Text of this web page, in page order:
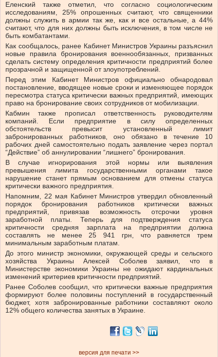
Еленский также отметил, что согласно социологическим
исследованиям, 25% опрошенных считают, что священники
должны служить в армии так же, как и все остальные, а 44%
считают, что для них должны быть исключения, в том числе не
быть комбатантами.
Как сообщалось, ранее Кабинет Министров Украины разъяснил
новые правила бронирования военнообязанных, призванных
сделать систему определения критичности предприятий более
прозрачной и защищенной от злоупотреблений.
Перед этим Кабинет Министров официально обнародовал
постановление, вводящее новые сроки и изменяющее порядок
пересмотра статуса критически важных предприятий, имеющих
право на бронирование своих сотрудников от мобилизации.
Кабмин также прописал ответственность руководителям
компаний. Если предприятие в силу определенных
обстоятельств превысит установленный лимит
забронированных работников, оно обязано в течение 10
рабочих дней самостоятельно подать заявление через портал
“Действие” об аннулировании “лишнего” бронирования.
В случае игнорирования этой нормы или выявления
превышения лимита государственными органами такое
нарушение станет прямым основанием для отмены статуса
критически важного предприятия.
Напомним, 22 мая Кабинет Министров утвердил обновленный
порядок бронирования работников критически важных
предприятий, привязав возможность отсрочки уровня
заработной платы. Теперь для подтверждения статуса
критичности средняя зарплата на предприятии должна
составлять не менее 25 941 грн, что равняется трем
минимальным заработным платам.
До этого министр экономики, окружающей среды и сельского
хозяйства Украины Алексей Соболев заявил, что в
Министерстве экономики Украины не ожидают кардинальных
изменений критериев критичности предприятий.
Ранее Соболев сообщил, что критически важные предприятия
формируют более половины поступлений в государственный
бюджет, хотя забронированные работники составляют около
12% общего количества занятых в Украине.
версия для печати >>